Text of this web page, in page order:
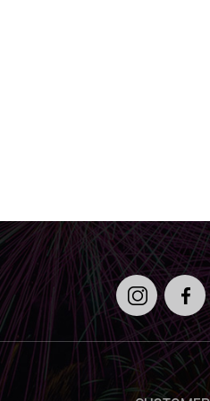
인스타
그램
페이스
북